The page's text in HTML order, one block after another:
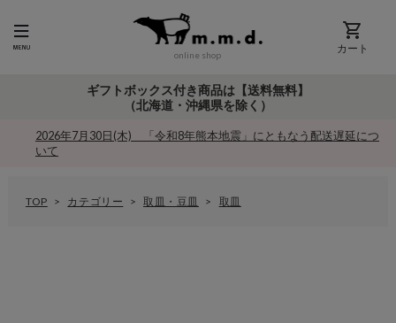
online shop カート
ギフトボックス付き商品は【送料無料】
（北海道・沖縄県を除く）
2026年7月30日(木) 「令和8年熊本地震」にともなう配送遅延につ
いて
TOP カテゴリー 取皿・豆皿 取皿